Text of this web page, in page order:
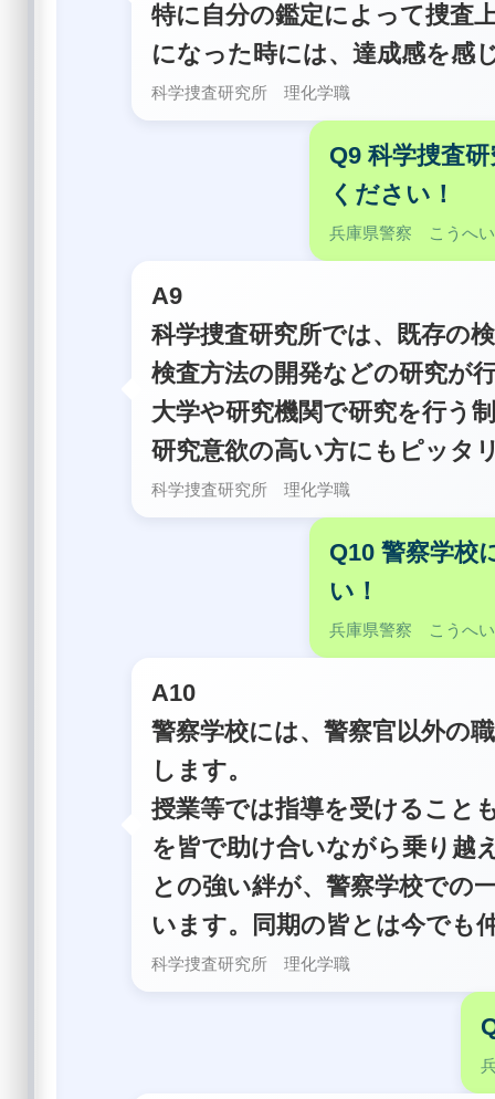
特に自分の鑑定によって捜査
になった時には、達成感を感
科学捜査研究所 理化学職
Q9 科学捜査
ください！
兵庫県警察 こうへ
A9
科学捜査研究所では、既存の
検査方法の開発などの研究が
大学や研究機関で研究を行う
研究意欲の高い方にもピッタ
科学捜査研究所 理化学職
Q10 警察学校
い！
兵庫県警察 こうへ
A10
警察学校には、警察官以外の
します。
授業等では指導を受けること
を皆で助け合いながら乗り越
との強い絆が、警察学校での
います。同期の皆とは今でも
科学捜査研究所 理化学職